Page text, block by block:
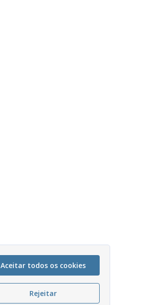
Aceitar todos os cookies
Rejeitar